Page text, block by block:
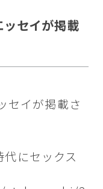
セイが掲載
セイが掲載さ
にセックス